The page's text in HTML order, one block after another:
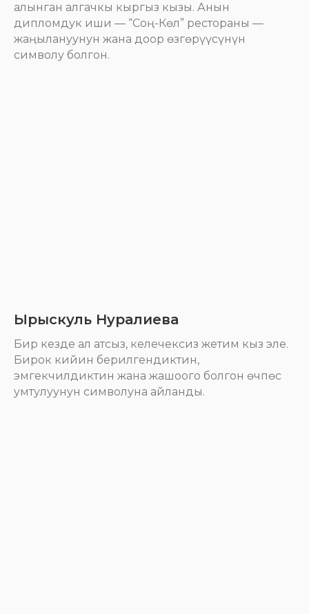
алынган алгачкы кыргыз кызы. Анын
дипломдук иши — “Соң-Көл” рестораны —
жаңылануунун жана доор өзгөрүүсүнүн
символу болгон.
Ырыскуль Нуралиева
Бир кезде ал атсыз, келечексиз жетим кыз эле.
Бирок кийин берилгендиктин,
эмгекчилдиктин жана жашоого болгон өчпөс
умтулуунун символуна айланды.